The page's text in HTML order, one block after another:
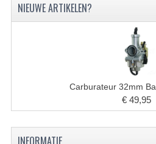
KAPPEN EN
MOTOR
REM
NIEUWE ARTIKELEN?
Carburateur 32mm
€ 49,95
INFORMATIE